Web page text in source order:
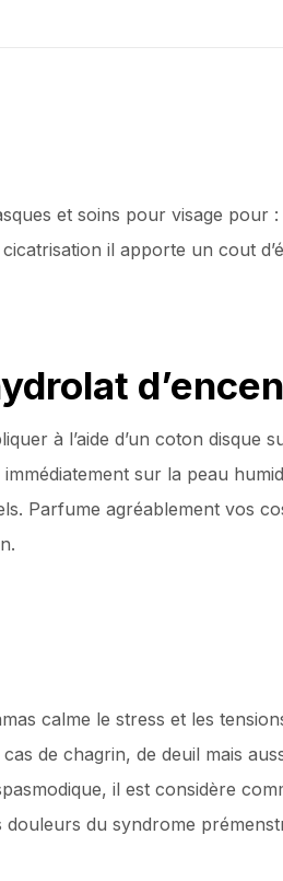
et soins pour visage pour
il apporte un cout
à l’aide d’un coton disque
sur la peau
Parfume agréablement vos
calme le stress et les
de chagrin, de deuil mais
il est considère
du syndrome